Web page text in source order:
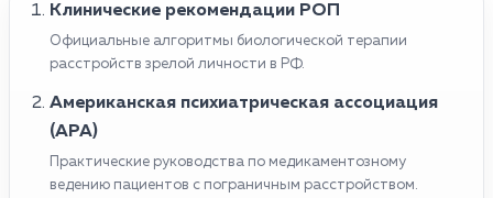
Клинические рекомендации РОП
Официальные алгоритмы биологической терапии
расстройств зрелой личности в РФ.
Американская психиатрическая ассоциация
(APA)
Практические руководства по медикаментозному
ведению пациентов с пограничным расстройством.